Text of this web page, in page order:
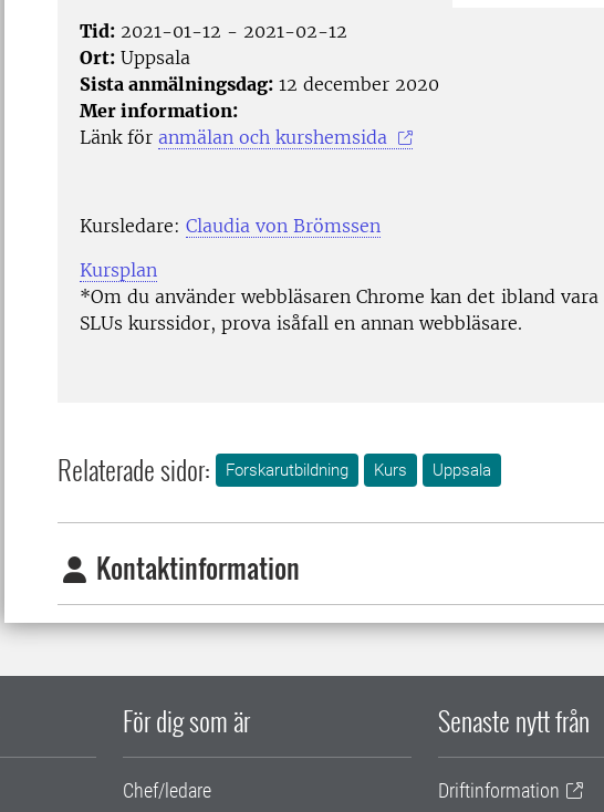
Tid: 2021-01-12 - 2021-02-12
Ort: Uppsala
Sista anmälningsdag: 12 december 2020
Mer information:
Länk för anmälan och kurshemsida
Kursledare: Claudia von Brömssen
Kursplan
*Om du använder webbläsaren Chrome kan det ibland
SLUs kurssidor, prova isåfall en annan webbläsare.
Relaterade sidor: Forskarutbildning Kurs Uppsala
Kontaktinformation
För dig som är
Chef/ledare
Senaste nytt från
Driftinformation